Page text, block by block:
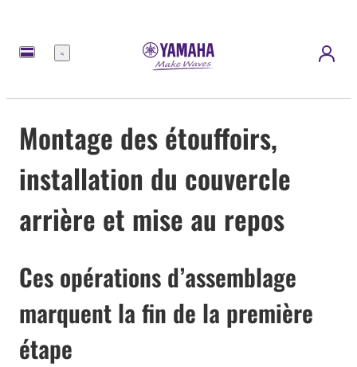
Menu
Montage des étouffoirs,
installation du couvercle
arrière et mise au repos
Ces opérations d’assemblage
marquent la fin de la première
étape